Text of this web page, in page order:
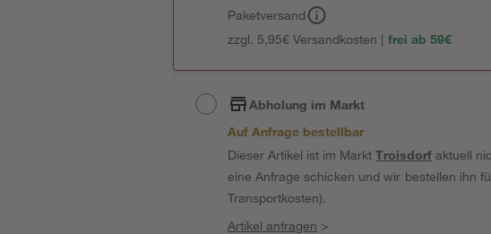
Paketversand
zzgl. 5,95€ Versandkosten | frei ab 59€
Abholung im Markt
Auf Anfrage bestellbar
Dieser Artikel ist im MarktTroisdorfaktuell
eine Anfrage schicken und wir bestellen ihn
Transportkosten).
Artikel anfragen >